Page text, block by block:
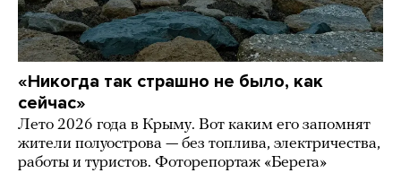
«Никогда так страшно не было, как
сейчас»
Лето 2026 года в Крыму. Вот каким его запомнят
жители полуострова — без топлива, электричества,
работы и туристов. Фоторепортаж «Берега»